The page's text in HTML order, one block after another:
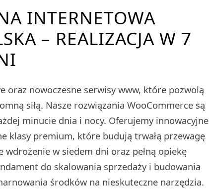
INTERNETOWA
– REALIZACJA W 7
oraz nowoczesne serwisy www, które pozwolą
siłą. Nasze rozwiązania WooCommerce są
minucie dnia i nocy. Oferujemy innowacyjne
klasy premium, które budują trwałą przewagę
w siedem dni oraz pełną opiekę
do skalowania sprzedaży i budowania
środków na nieskuteczne narzędzia.